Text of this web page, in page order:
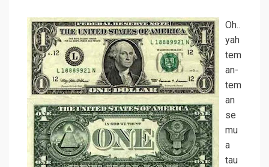
Oh..
yah
tem
an-
tem
an
se
mu
a
tau